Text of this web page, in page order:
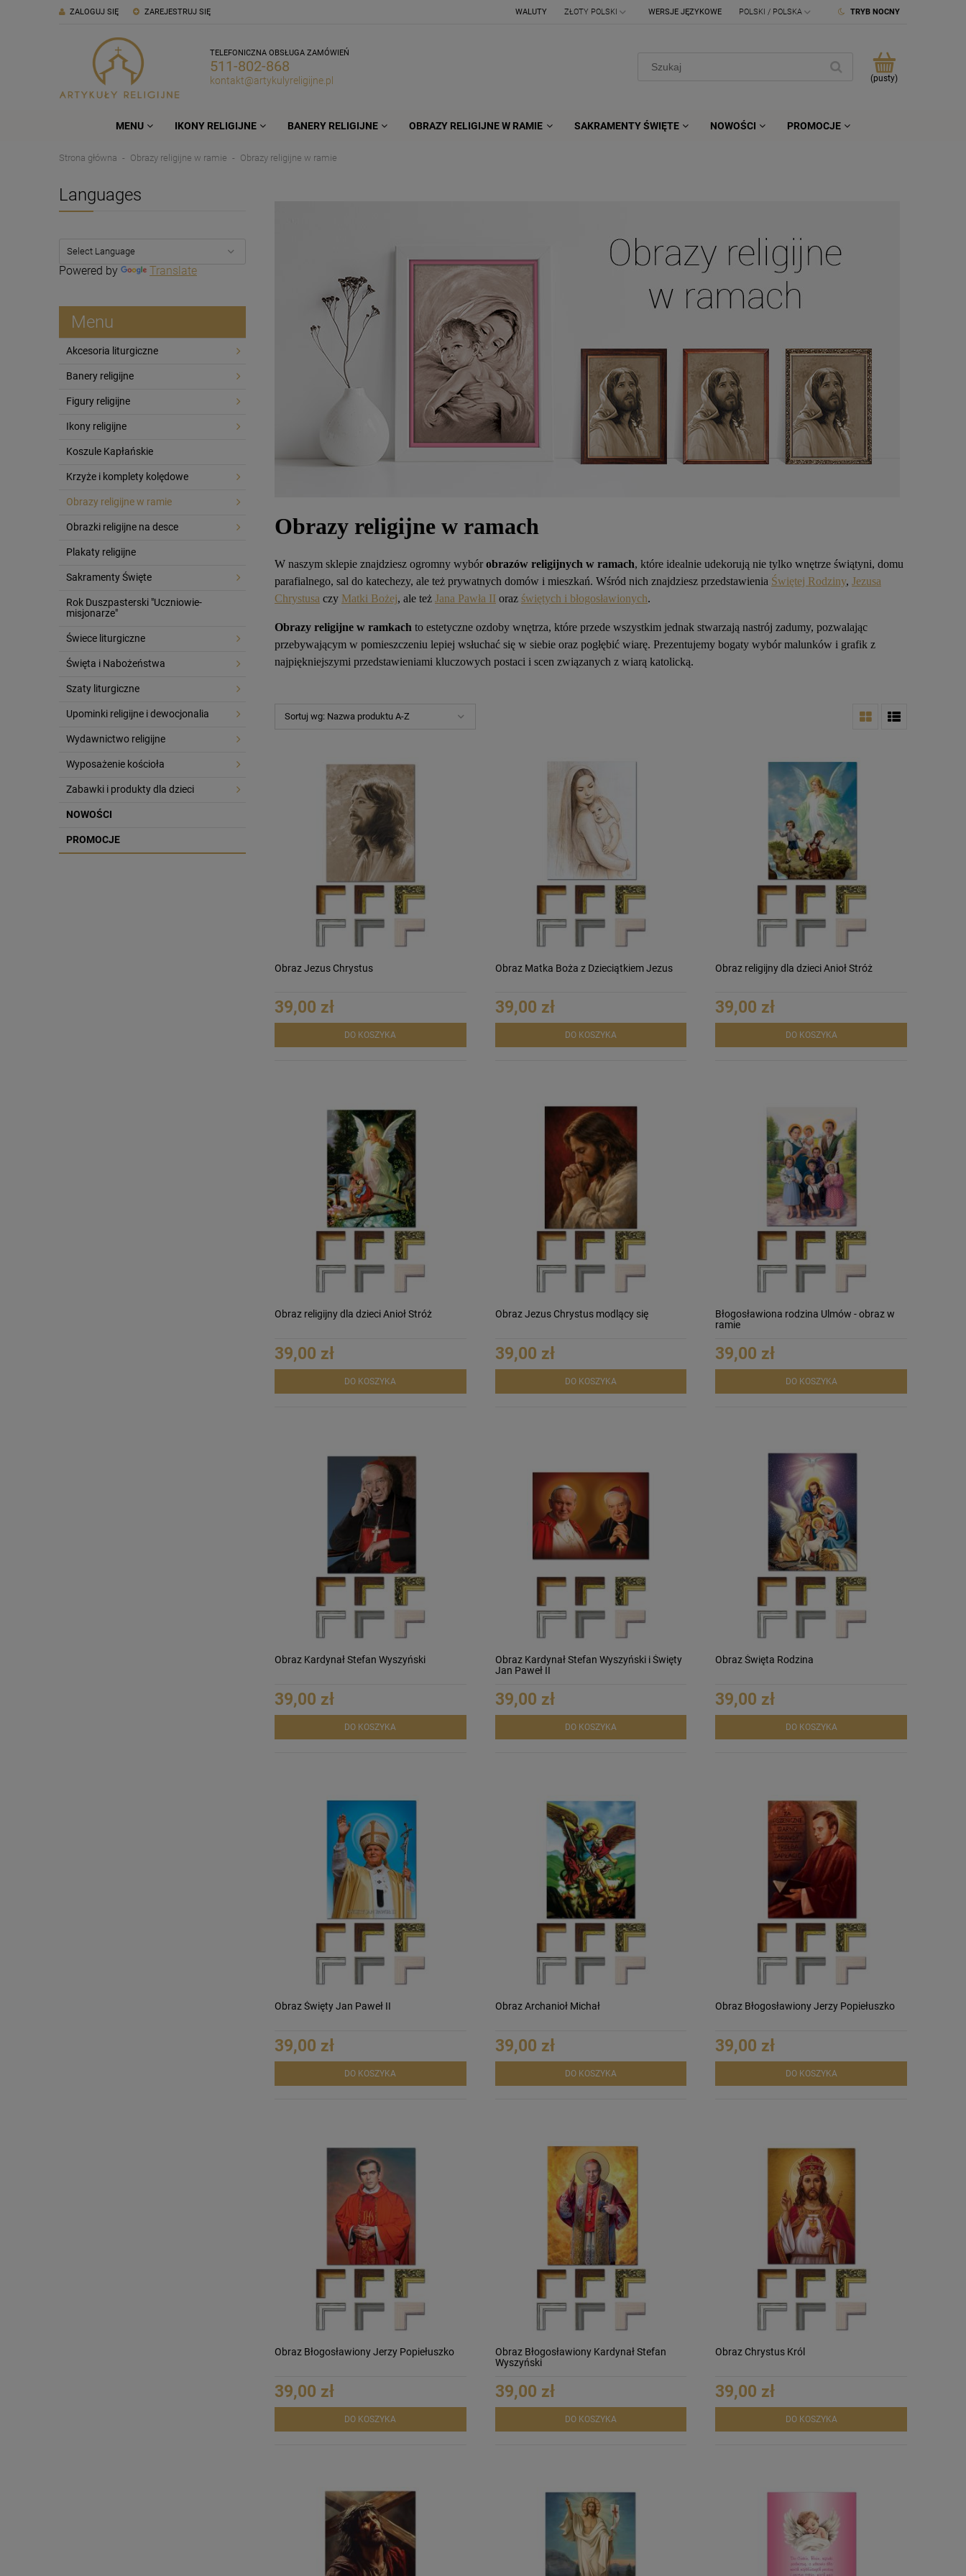
ZAREJESTRUJ SIĘ
ZALOGUJ SIĘ TRYB NOCNY
WERSJE JĘZYKOWE
WALUTY
TELEFONICZNA OBSŁUGA ZAMÓWIEŃ
511-802-868
kontakt@artykulyreligijne.pl (pusty)
MENU IKONY RELIGIJNE BANERY RELIGIJNE OBRAZY RELIGIJNE W RAMIE SAKRAMENTY ŚWIĘTE NOWOŚCI PROMOCJE
Strona główna Obrazy religijne w ramie Obrazy religijne w ramie
Languages
Powered by Translate
Menu
Akcesoria liturgiczne
Banery religijne
Figury religijne
Ikony religijne
Koszule Kapłańskie
Krzyże i komplety kolędowe
Obrazy religijne w ramie
Obrazki religijne na desce
Plakaty religijne
Sakramenty Święte
Rok Duszpasterski "Uczniowie-
misjonarze"
Świece liturgiczne
Święta i Nabożeństwa
Szaty liturgiczne
Upominki religijne i dewocjonalia
Wydawnictwo religijne
Wyposażenie kościoła
Zabawki i produkty dla dzieci
NOWOŚCI
PROMOCJE
Obrazy religijne w ramach
W naszym sklepie znajdziesz ogromny wybórobrazów religijnych w ramach, które idealnie udekorują nie tylko wnętrze świątyni, domu
parafialnego, sal do katechezy, ale też prywatnych domów i mieszkań. Wśród nich znajdziesz przedstawienia Świętej Rodziny, Jezusa
Chrystusa czy Matki Bożej, ale też Jana Pawła II oraz świętych i błogosławionych.
Obrazy religijne w ramkach to estetyczne ozdoby wnętrza, które przede wszystkim jednak stwarzają nastrój zadumy, pozwalając
przebywającym w pomieszczeniu lepiej wsłuchać się w siebie oraz pogłębić wiarę. Prezentujemy bogaty wybór malunków i grafik z
najpiękniejszymi przedstawieniami kluczowych postaci i scen związanych z wiarą katolicką.
Sortuj wg: Nazwa produktu A-Z
Obraz Jezus Chrystus
39,00 zł
DO KOSZYKA
Obraz Matka Boża z Dzieciątkiem Jezus
39,00 zł
DO KOSZYKA
Obraz religijny dla dzieci Anioł Stróż
39,00 zł
DO KOSZYKA
Obraz religijny dla dzieci Anioł Stróż
39,00 zł
DO KOSZYKA
Obraz Jezus Chrystus modlący się
39,00 zł
DO KOSZYKA
Błogosławiona rodzina Ulmów - obraz w
ramie
39,00 zł
DO KOSZYKA
Obraz Kardynał Stefan Wyszyński
39,00 zł
DO KOSZYKA
Obraz Kardynał Stefan Wyszyński i Święty
Jan Paweł II
39,00 zł
DO KOSZYKA
Obraz Święta Rodzina
39,00 zł
DO KOSZYKA
Obraz Święty Jan Paweł II
39,00 zł
DO KOSZYKA
Obraz Archanioł Michał
39,00 zł
DO KOSZYKA
Obraz Błogosławiony Jerzy Popiełuszko
39,00 zł
DO KOSZYKA
Obraz Błogosławiony Jerzy Popiełuszko
39,00 zł
DO KOSZYKA
Obraz Błogosławiony Kardynał Stefan
Wyszyński
39,00 zł
DO KOSZYKA
Obraz Chrystus Król
39,00 zł
DO KOSZYKA